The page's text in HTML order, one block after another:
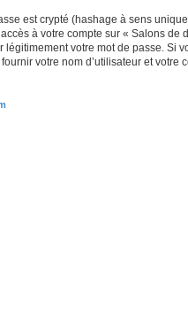
est crypté (hashage à sens
à votre compte sur « Salons
légitimement votre mot de passe. Si
votre nom d’utilisateur et